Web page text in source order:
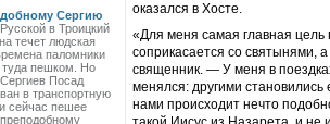
Сергию
в Троицкий
течет людская
паломники
туда пешком. Но
Посад
в транспортную
сейчас пешее
оказался в Хосте.
«Для меня самая главная цель
соприкасается со святынями,
священник. — У меня в
менялся: другими
нами происходит нечто